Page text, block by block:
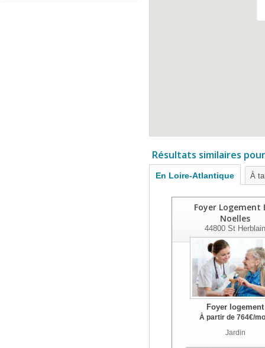
Résultats similaires
En Loire-Atlantique À
Foyer Logement
Noelles
44800 St Herblain
Foyer logement
À partir de 764€/
Jardin